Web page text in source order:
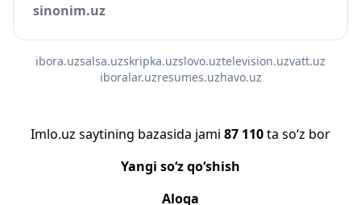
sinonim.uz
ibora.uzsalsa.uzskripka.uzslovo.uztelevision.uzvatt.uz
iboralar.uzresumes.uzhavo.uz
Imlo.uz saytining bazasida jami 87 110ta so‘z bor
Yangi so‘z qo‘shish
Aloqa